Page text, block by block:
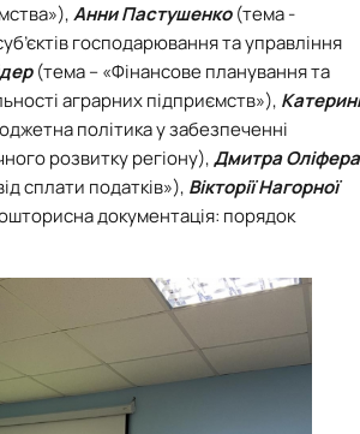
АнниПастушенко(тема -
господарювання та управління
(тема – «Фінансове планування та
аграрних підприємств»),
політика у забезпеченні
розвитку регіону),ДмитраОліфера
сплати податків»), ВікторіїНагорної
документація: порядок